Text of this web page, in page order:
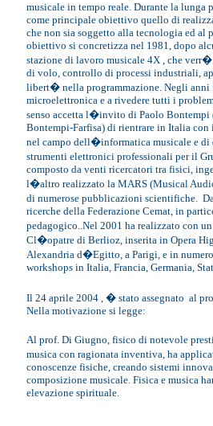
musicale in tempo reale. Durante la
come principale obiettivo quello di
che non sia soggetto alla tecnologia ed al
obiettivo si concretizza nel 1981, dopo
stazione di lavoro musicale 4X , che
di volo, controllo di processi industriali,
libert� nella programmazione. Negli anni
microelettronica e a rivedere tutti i
senso accetta l�invito di Paolo Bontempi
Bontempi-Farfisa) di rientrare in Italia
nel campo dell�informatica musicale e di
strumenti elettronici professionali per il
composto da venti ricercatori tra fisici,
l�altro realizzato la MARS (Musical
di numerose pubblicazioni scientifiche.
ricerche della Federazione Cemat, in
pedagogico..Nel 2001 ha realizzato con
Cl�opatre di Berlioz, inserita in Opera
Alexandria d�Egitto, a Parigi, e in
workshops in Italia, Francia, Germania,
Il 24 aprile 2004 , � stato assegnato al
Nella motivazione si legge:
Al prof. Di Giugno, fisico di notevole
musica con ragionata inventiva, ha
conoscenze fisiche, creando sistemi
composizione musicale. Fisica e musica
elevazione spirituale.